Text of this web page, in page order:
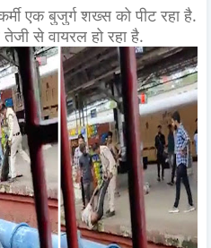
एक बुजुर्ग शख्स को पीट रहा है.
तेजी से वायरल हो रहा है.